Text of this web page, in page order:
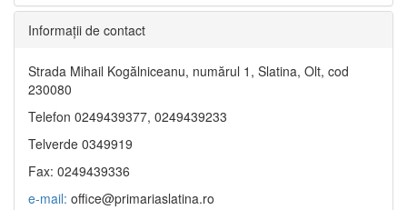
Informaţii de contact
Strada Mihail Kogălniceanu, numărul 1, Slatina, Olt, cod
230080
Telefon 0249439377, 0249439233
Telverde 0349919
Fax: 0249439336
e-mail: office@primariaslatina.ro